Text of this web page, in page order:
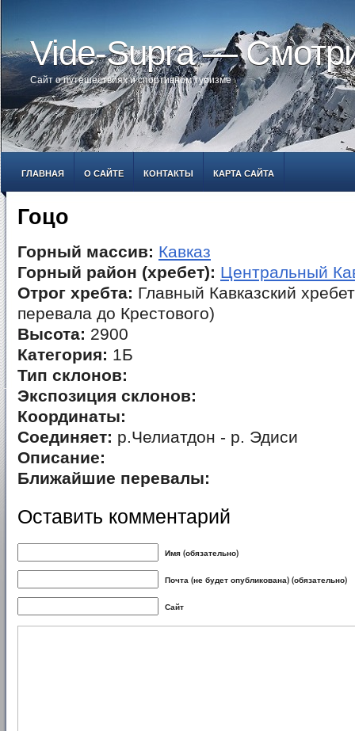
Vide-Supra —
Сайт о путешествиях и спортивном туризме
ГЛАВНАЯ О САЙТЕ КОНТАКТЫ КАРТА САЙТА
Гоцо
Горный массив: Кавказ
Горный район (хребет): Центральный
Отрог хребта: Главный Кавказский
перевала до Крестового)
Высота: 2900
Категория: 1Б
Тип склонов:
Экспозиция склонов:
Координаты:
Соединяет: р.Челиатдон - р. Эдиси
Описание:
Ближайшие перевалы:
Оставить комментарий
Имя (обязательно)
Почта (не будет опубликована) (обязательно)
Сайт